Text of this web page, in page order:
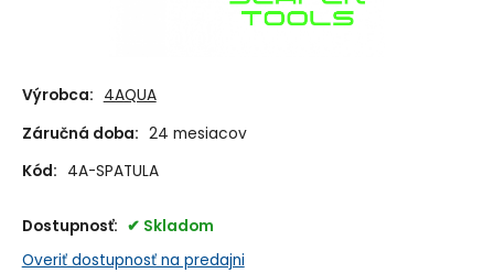
Výrobca: 4AQUA
Záručná doba: 24 mesiacov
Kód: 4A-SPATULA
Dostupnosť:
Skladom
Overiť dostupnosť na predajni